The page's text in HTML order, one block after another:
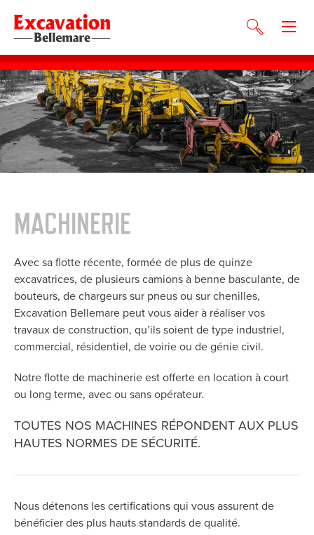
MACHINERIE
Avec sa flotte récente, formée de plus de quinze
excavatrices, de plusieurs camions à benne basculante, de
bouteurs, de chargeurs sur pneus ou sur chenilles,
Excavation Bellemare peut vous aider à réaliser vos
travaux de construction, qu’ils soient de type industriel,
commercial, résidentiel, de voirie ou de génie civil.
Notre flotte de machinerie est offerte en location à court
ou long terme, avec ou sans opérateur.
TOUTES NOS MACHINES RÉPONDENT AUX PLUS
HAUTES NORMES DE SÉCURITÉ.
Nous détenons les certifications qui vous assurent de
bénéficier des plus hauts standards de qualité.